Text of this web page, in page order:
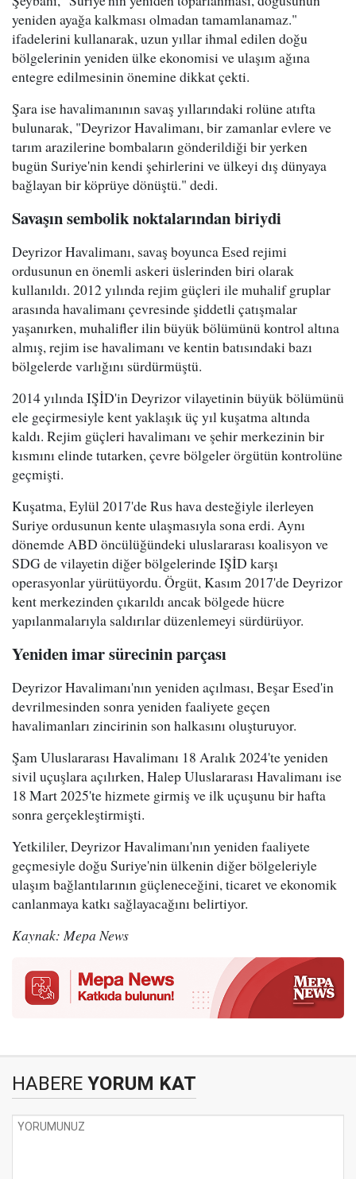
yeniden ayağa kalkması olmadan tamamlanamaz."
ifadelerini kullanarak, uzun yıllar ihmal edilen doğu
bölgelerinin yeniden ülke ekonomisi ve ulaşım ağına
entegre edilmesinin önemine dikkat çekti.
Şara ise havalimanının savaş yıllarındaki rolüne atıfta
bulunarak, "Deyrizor Havalimanı, bir zamanlar evlere ve
tarım arazilerine bombaların gönderildiği bir yerken
bugün Suriye'nin kendi şehirlerini ve ülkeyi dış dünyaya
bağlayan bir köprüye dönüştü." dedi.
Savaşın sembolik noktalarından biriydi
Deyrizor Havalimanı, savaş boyunca Esed rejimi
ordusunun en önemli askeri üslerinden biri olarak
kullanıldı. 2012 yılında rejim güçleri ile muhalif gruplar
arasında havalimanı çevresinde şiddetli çatışmalar
yaşanırken, muhalifler ilin büyük bölümünü kontrol altına
almış, rejim ise havalimanı ve kentin batısındaki bazı
bölgelerde varlığını sürdürmüştü.
2014 yılında IŞİD'in Deyrizor vilayetinin büyük bölümünü
ele geçirmesiyle kent yaklaşık üç yıl kuşatma altında
kaldı. Rejim güçleri havalimanı ve şehir merkezinin bir
kısmını elinde tutarken, çevre bölgeler örgütün kontrolüne
geçmişti.
Kuşatma, Eylül 2017'de Rus hava desteğiyle ilerleyen
Suriye ordusunun kente ulaşmasıyla sona erdi. Aynı
dönemde ABD öncülüğündeki uluslararası koalisyon ve
SDG de vilayetin diğer bölgelerinde IŞİD karşı
operasyonlar yürütüyordu. Örgüt, Kasım 2017'de Deyrizor
kent merkezinden çıkarıldı ancak bölgede hücre
yapılanmalarıyla saldırılar düzenlemeyi sürdürüyor.
Yeniden imar sürecinin parçası
Deyrizor Havalimanı'nın yeniden açılması, Beşar Esed'in
devrilmesinden sonra yeniden faaliyete geçen
havalimanları zincirinin son halkasını oluşturuyor.
Şam Uluslararası Havalimanı 18 Aralık 2024'te yeniden
sivil uçuşlara açılırken, Halep Uluslararası Havalimanı ise
18 Mart 2025'te hizmete girmiş ve ilk uçuşunu bir hafta
sonra gerçekleştirmişti.
Yetkililer, Deyrizor Havalimanı'nın yeniden faaliyete
geçmesiyle doğu Suriye'nin ülkenin diğer bölgeleriyle
ulaşım bağlantılarının güçleneceğini, ticaret ve ekonomik
canlanmaya katkı sağlayacağını belirtiyor.
Kaynak: Mepa News
HABERE YORUM KAT